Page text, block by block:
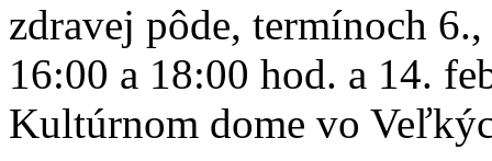
zdravej pôde, termínoch
16:00 a 18:00 hod. a 14.
Kultúrnom dome vo